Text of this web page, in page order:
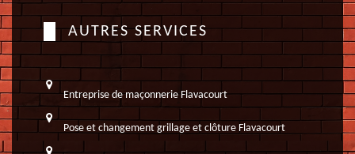
AUTRES SERVICES
Entreprise de maçonnerie Flavacourt
Pose et changement grillage et clôture Flavacourt